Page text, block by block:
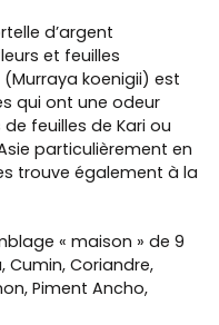
d’argent
et feuilles
(Murraya koenigii) est
qui ont une odeur
feuilles de Kari ou
particulièrement en
trouve également à la
« maison » de 9
Cumin, Coriandre,
Piment Ancho,